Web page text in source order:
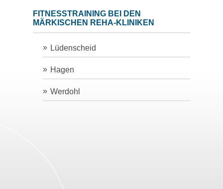
FITNESSTRAINING BEI DEN
MÄRKISCHEN REHA-KLINIKEN
Lüdenscheid
Hagen
Werdohl